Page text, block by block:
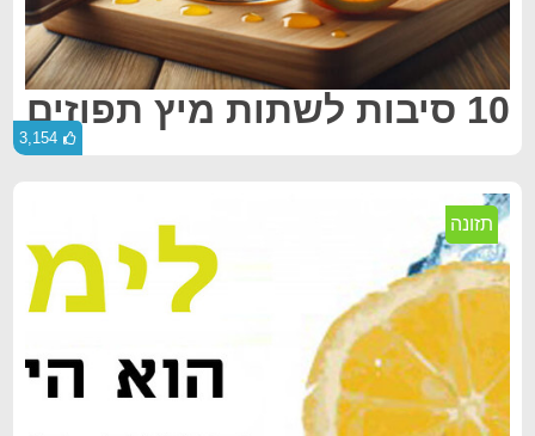
10 סיבות לשתות מיץ תפוזים
3,154
תזונה